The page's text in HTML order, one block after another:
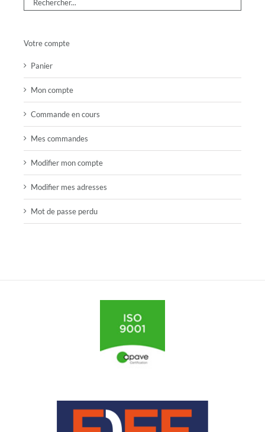
Votre compte
Panier
Mon compte
Commande en cours
Mes commandes
Modifier mon compte
Modifier mes adresses
Mot de passe perdu